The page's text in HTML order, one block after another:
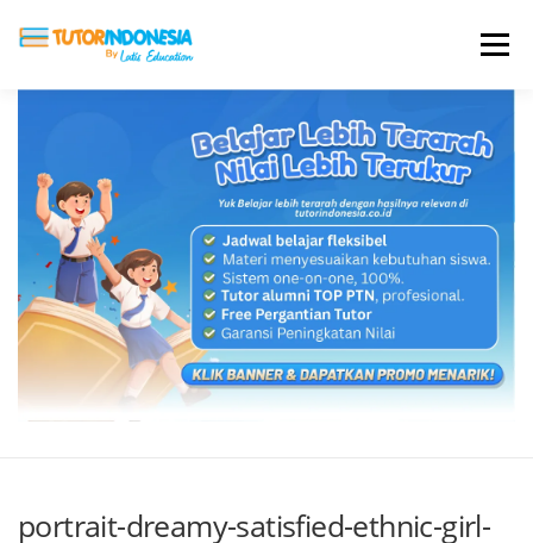
Menu
ABOUT US JADI PENGAJAR
BIAYA LES TESTIMONI PROFIL ALUMNI
BLOG DAFTAR SEKOLAH
portrait-dreamy-satisfied-ethnic-girl-